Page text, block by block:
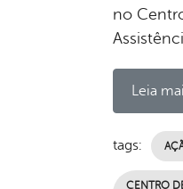
no
Leia
tags:
CENTRO